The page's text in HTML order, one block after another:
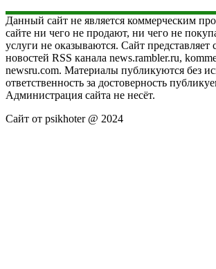
Данный сайт не является коммерческим
сайте ни чего не продают, ни чего не
услуги не оказываются. Сайт представляет
новостей RSS канала news.rambler.ru,
newsru.com. Материалы публикуются без
ответственность за достоверность
Администрация сайта не несёт.
Сайт от psikhoter @ 2024